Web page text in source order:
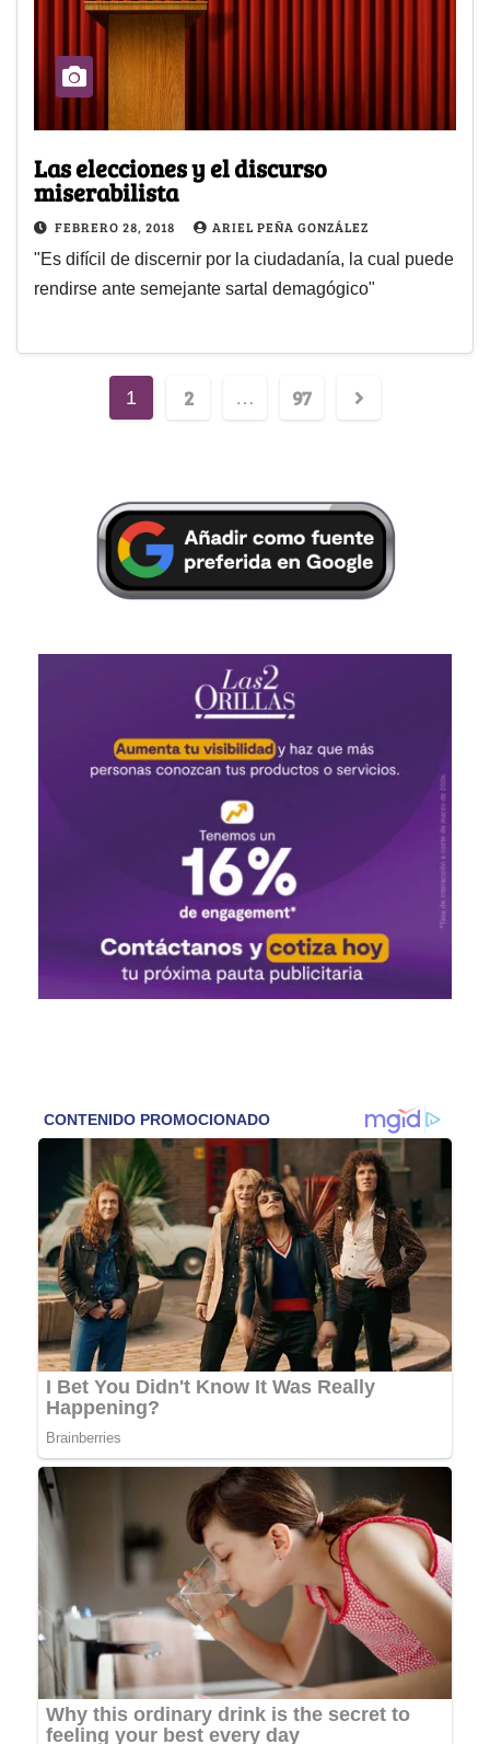
Las elecciones y el discurso
miserabilista
FEBRERO 28, 2018 ARIEL PEÑA GONZÁLEZ
"Es difícil de discernir por la ciudadanía, la cual puede
rendirse ante semejante sartal demagógico"
1 2 … 97